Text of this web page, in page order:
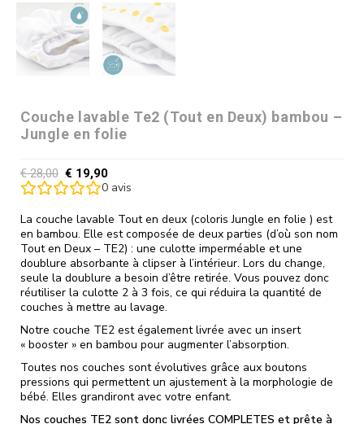
Couche lavable Te2 (Tout en Deux) bambou –
Jungle en folie
€28,00 € 19,90
0 avis
La couche lavable Tout en deux (coloris Jungle en folie ) est
en bambou. Elle est composée de deux parties (d’où son nom
Tout en Deux – TE2) : une culotte imperméable et une
doublure absorbante à clipser à l’intérieur. Lors du change,
seule la doublure a besoin d’être retirée. Vous pouvez donc
réutiliser la culotte 2 à 3 fois, ce qui réduira la quantité de
couches à mettre au lavage.
Notre couche TE2 est également livrée avec un insert
« booster » en bambou pour augmenter l’absorption.
Toutes nos couches sont évolutives grâce aux boutons
pressions qui permettent un ajustement à la morphologie de
bébé. Elles grandiront avec votre enfant.
Nos couches TE2 sont donc livrées COMPLETES et prête à